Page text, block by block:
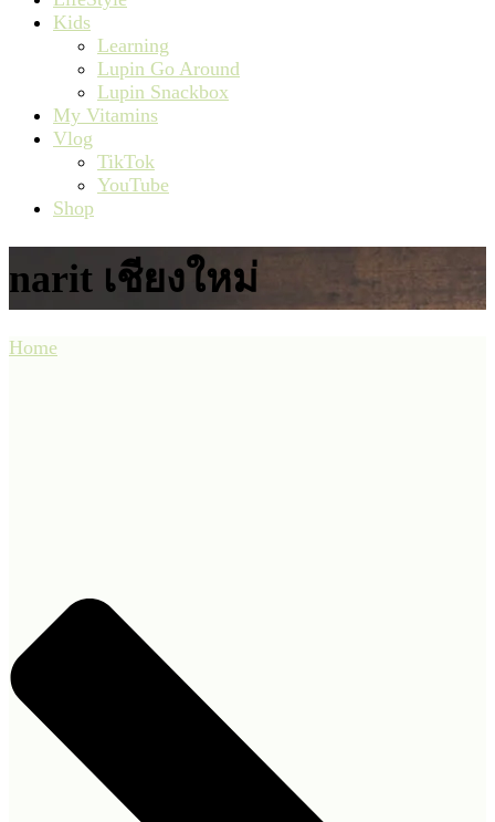
Kids
Learning
Lupin Go Around
Lupin Snackbox
My Vitamins
Vlog
TikTok
YouTube
Shop
narit เชียงใหม่
Home